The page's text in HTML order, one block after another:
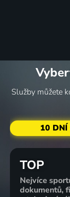
Služby můžete
10 DNÍ
TOP
Nejvíce
dokumentů,